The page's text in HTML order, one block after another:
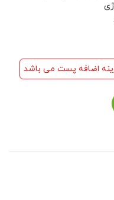
اضافه پست می باشد